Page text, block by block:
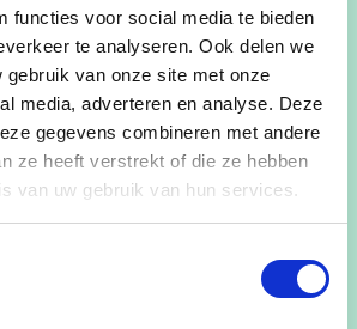
functies voor social media te bieden
te analyseren. Ook delen we
gebruik van onze site met onze
media, adverteren en analyse. Deze
gegevens combineren met andere
ze heeft verstrekt of die ze hebben
van uw gebruik van hun services.
van de Rooseveltlaan en
enkele straten heringericht als
de ring vanaf maandag 6